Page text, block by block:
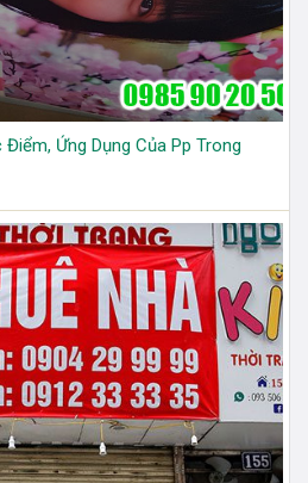
Ứng Dụng Của Pp Trong